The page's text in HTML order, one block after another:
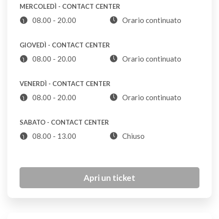
Batterie auto
CDR
Bicchieri di plastica riutilizzabili
Bicchieri di plastica usa e getta (puliti)
Bicchieri di vetro
Biciclette
MERCOLEDÌ - CONTACT CENTER
08.00 - 20.00 Orario continuato
GIOVEDÌ - CONTACT CENTER
08.00 - 20.00 Orario continuato
VENERDÌ - CONTACT CENTER
08.00 - 20.00 Orario continuato
SABATO - CONTACT CENTER
08.00 - 13.00 Chiuso
Apri un ticket